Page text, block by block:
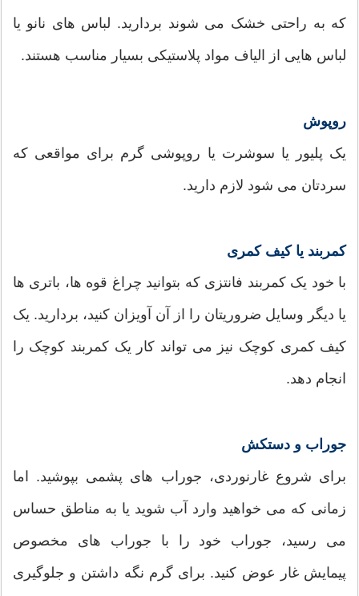
که به راحتی خشک می شوند بردارید. لباس های نانو یا
لباس هایی از الیاف مواد پلاستیکی بسیار مناسب هستند.
روپوش
یک پلیور یا سوشرت یا روپوشی گرم برای مواقعی که
سردتان می شود لازم دارید.
کمربند یا کیف کمری
با خود یک کمربند فانتزی که بتوانید چراغ قوه ها، باتری ها
یا دیگر وسایل ضروریتان را از آن آویزان کنید، بردارید. یک
کیف کمری کوچک نیز می تواند کار یک کمربند کوچک را
انجام دهد.
جوراب و دستکش
برای شروع غارنوردی، جوراب های پشمی بپوشید. اما
زمانی که می خواهید وارد آب شوید یا به مناطق حساس
می رسید، جوراب خود را با جوراب های مخصوص
پیمایش غار عوض کنید. برای گرم نگه داشتن و جلوگیری